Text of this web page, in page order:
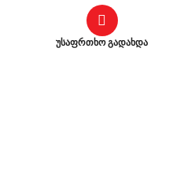
უსაფრთხო გადახდა